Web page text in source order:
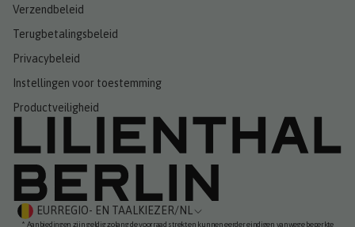
Verzendbeleid
Terugbetalingsbeleid
Privacybeleid
Instellingen voor toestemming
Productveiligheid
EURREGIO- EN TAALKIEZER/NL
* Aanbiedingen zijn geldig zolang de voorraad strekt en kunnen eerder eindigen vanwege beperkte